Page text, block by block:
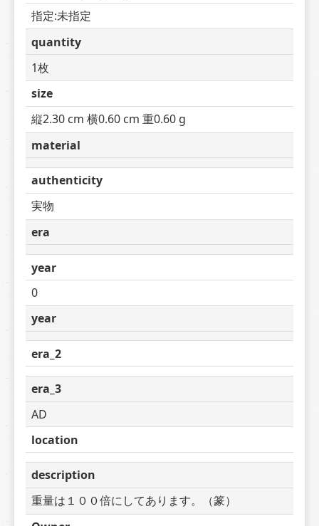
指定:未指定
quantity
1枚
size
縦2.30 cm 横0.60 cm 重0.60 g
material
authenticity
実物
era
year
0
year
era_2
era_3
AD
location
description
重量は１００倍にしてあります。（篆）